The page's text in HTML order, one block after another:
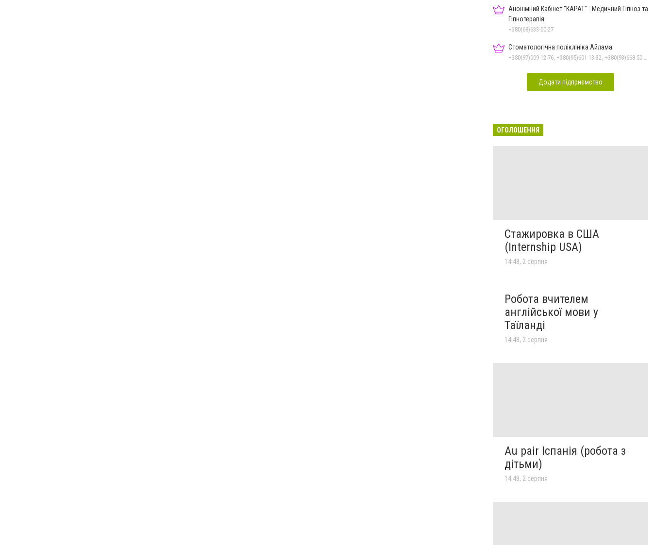
Анонімний Кабінет "КАРАТ" - Медичний Гіпноз та
Гіпнотерапія
+380(68)633-00-27
Стоматологічна поліклініка Айлама
Додати підприємство
ОГОЛОШЕННЯ
Стажировка в США
(Internship USA)
14:48, 2 серпня
Робота вчителем
англійської мови у
Таїланді
14:48, 2 серпня
Au pair Іспанія (робота з
дітьми)
14:48, 2 серпня